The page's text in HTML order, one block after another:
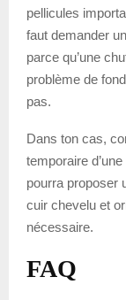
pellicules
faut demander
parce qu’une
problème de
pas.
Dans ton cas,
temporaire
pourra proposer
cuir chevelu et
nécessaire.
FAQ